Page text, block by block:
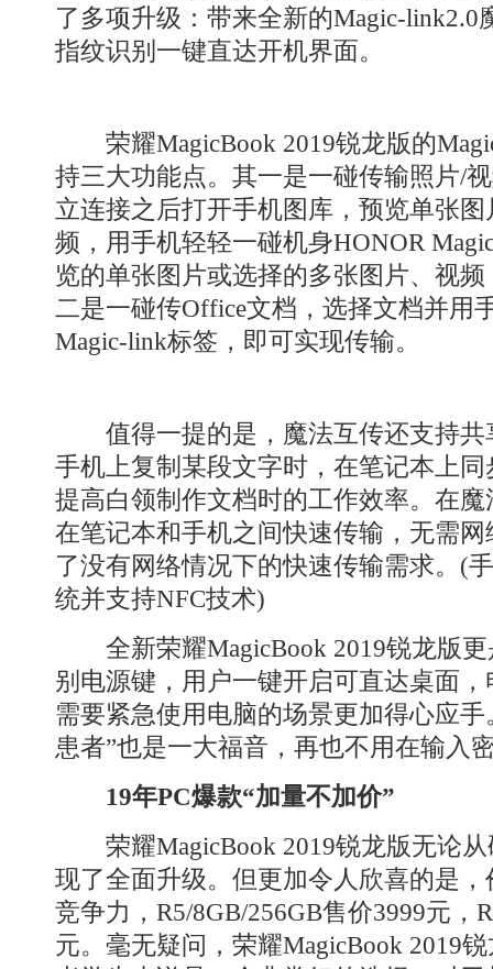
了多项升级：带来全新的Magic-link2.0
指纹识别一键直达开机界面。
荣耀MagicBook 2019锐龙版的
持三大功能点。其一是一碰传输照片/
立连接之后打开手机图库，预览单张
频，用手机轻轻一碰机身HONOR
览的单张图片或选择的多张图片、视
二是一碰传Office文档，选择文档并用
Magic-link标签，即可实现传输。
值得一提的是，魔法互传还支持
手机上复制某段文字时，在笔记本上
提高白领制作文档时的工作效率。在
在笔记本和手机之间快速传输，无需
了没有网络情况下的快速传输需求。(
统并支持NFC技术)
全新荣耀MagicBook 2019锐龙版更
别电源键，用户一键开启可直达桌面
需要紧急使用电脑的场景更加得心应
患者”也是一大福音，再也不用在输入
19年PC爆款“加量不加价”
荣耀MagicBook 2019锐龙版无论从
现了全面升级。但更加令人欣喜的是
竞争力，R5/8GB/256GB售价3999元，
元。毫无疑问，荣耀MagicBook 2019